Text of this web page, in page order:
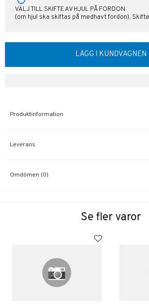
VÄLJ TILL SKIFTE AV HJUL PÅ FORDON
(om hjul ska skiftas på medhavt fordon),
LÄGG I KUNDVAGNEN
Produktinformation
Leverans
Omdömen (0)
Se fler varor